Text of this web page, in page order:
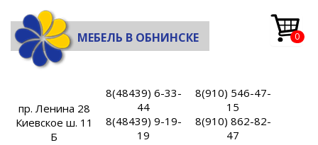
МЕБЕЛЬ В ОБНИНСКЕ 0
пр. Ленина 28
Киевское ш. 11
Б
8(48439) 6-33-
44
8(48439) 9-19-
19
8(910) 546-47-
15
8(910) 862-82-
47